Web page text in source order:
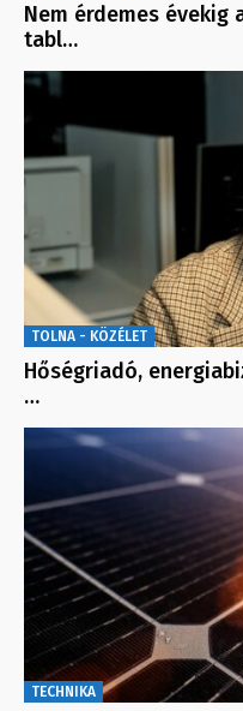
Nem érdemes
tabl…
TOLNA - KÖZÉLET
Hőségriadó,
…
TECHNIKA